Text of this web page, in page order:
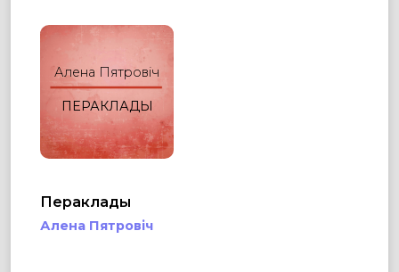
Алена Пятровіч
ПЕРАКЛАДЫ
Пераклады
Алена Пятровіч